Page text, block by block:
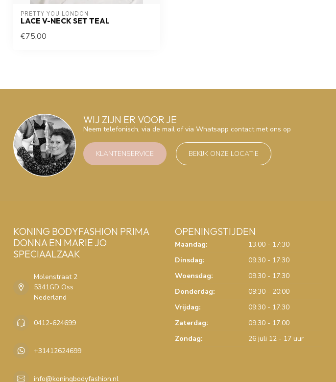
PRETTY YOU LONDON
LACE V-NECK SET TEAL
€75,00
WIJ ZIJN ER VOOR JE
Neem telefonisch, via de mail of via Whatsapp contact met ons op
KLANTENSERVICE BEKIJK ONZE LOCATIE
KONING BODYFASHION PRIMA
DONNA EN MARIE JO
SPECIAALZAAK
Molenstraat 2
5341GD Oss
Nederland
0412-624699
+31412624699
info@koningbodyfashion.nl
OPENINGSTIJDEN
Maandag:
13.00 - 17:30
Dinsdag:
09:30 - 17:30
Woensdag:
09.30 - 17:30
Donderdag:
09:30 - 20:00
Vrijdag:
09:30 - 17:30
Zaterdag:
09.30 - 17.00
Zondag:
26 juli 12 - 17 uur